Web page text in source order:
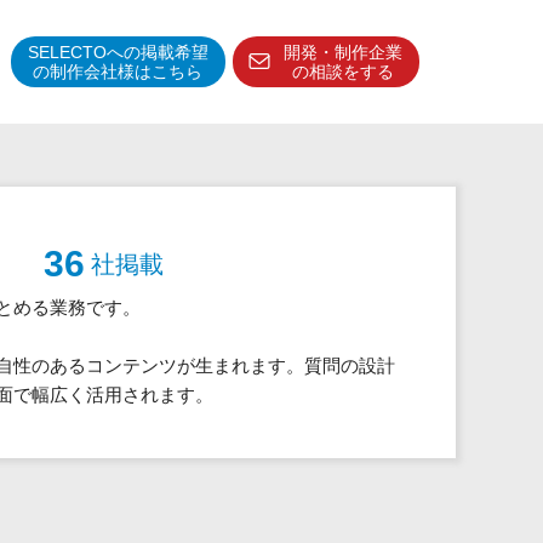
SELECTOへの掲載希望
の制作会社様はこちら
開発・制作企業
の相談をする
予算管理システム
36 社掲載
る業務です。
性のあるコンテンツが生まれます。質問の設計
幅広く活用されます。